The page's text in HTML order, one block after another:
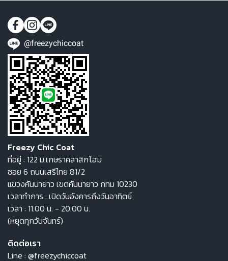
@freezychiccoat
Freezy Chic Coat
ที่อยู่ : 122 ม.เกษราคลาสิกโฮม
ซอย 6 ถนนเสรีไทย 81/2
แขวงคันนายาว เขตคันนายาว กทม 10230
เวลาทำการ : เปิดวันอังคารถึงวันอาทิตย์
เวลา : 11.00 น. - 20.00 น.
(หยุดทุกวันจันทร์)
ติดต่อเรา
Line : @freezychiccoat